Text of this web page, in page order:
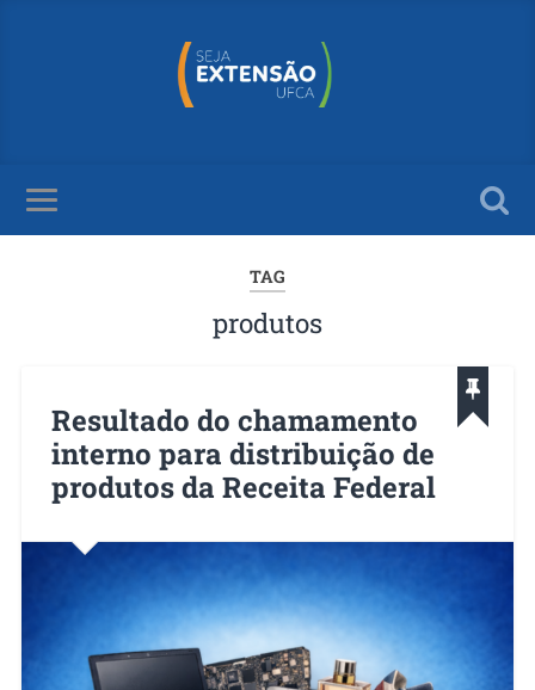
TAG
produtos
Resultado do chamamento
interno para distribuição de
produtos da Receita Federal